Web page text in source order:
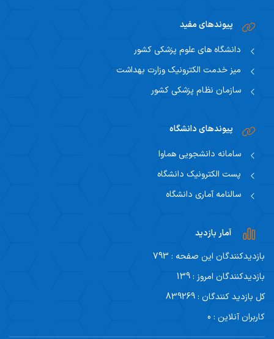
پیوندهای مفید
دانشگاه های علوم پزشکی کشور
میز خدمت الکترونیک وزارت بهداشت
سازمان نظام پزشکی کشور
پیوندهای دانشگاه
سامانه دانشجویی هماوا
پست الکترونیک دانشگاه
سالنامه آماری دانشگاه
آمار بازدید
بازدیدکنندگان این صفحه : 793
بازدیدکنندگان امروز : 139
کل بازدید کنندگان : 839269
کاربران آنلاین : 0